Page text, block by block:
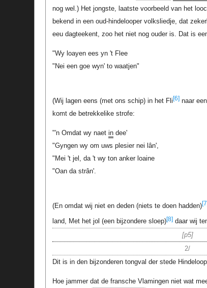
nog wel.) Het jongste, laatste voorbeeld van het
bekend in een oud-hindelooper volksliedje, dat
eeu dagteekent, zoo het niet nog ouder is. Dat is
"Wy loayen ees yn 't Flee
"Nei een goe wyn' to waatjen"
(Wij lagen eens (met ons schip) in het Fli[6]naar
komt de betrekkelike strofe:
"'n Omdat wy naet indee'
"Gyngen wy om uws plesier nei lân',
"Mei 't jel, da 't wy ton anker loaine
"Oan da strân'.
(En omdat wij niet en deden (niets te doen hadden)
land, Met het jol (een bijzondere sloep)[8]daar wij
p5
2/
Dit is in den bijzonderen tongval der stede
Hoe jammer dat de fransche Vlamingen niet wat